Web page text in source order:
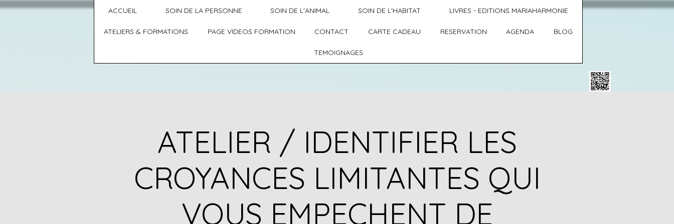
ACCUEIL SOIN DE LA PERSONNE SOIN DE L'ANIMAL SOIN DE L'HABITAT LIVRES - EDITIONS MARIAHARMONIE
ATELIERS & FORMATIONS PAGE VIDEOS FORMATION CONTACT CARTE CADEAU RESERVATION AGENDA BLOG
TEMOIGNAGES
ATELIER / IDENTIFIER LES
CROYANCES LIMITANTES QUI
VOUS EMPECHENT DE